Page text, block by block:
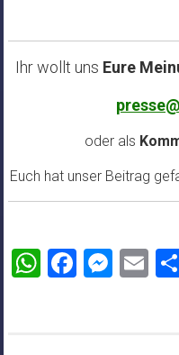
Ihr wollt uns Eure
oder als
Euch hat unser Beitrag
WhatsApp